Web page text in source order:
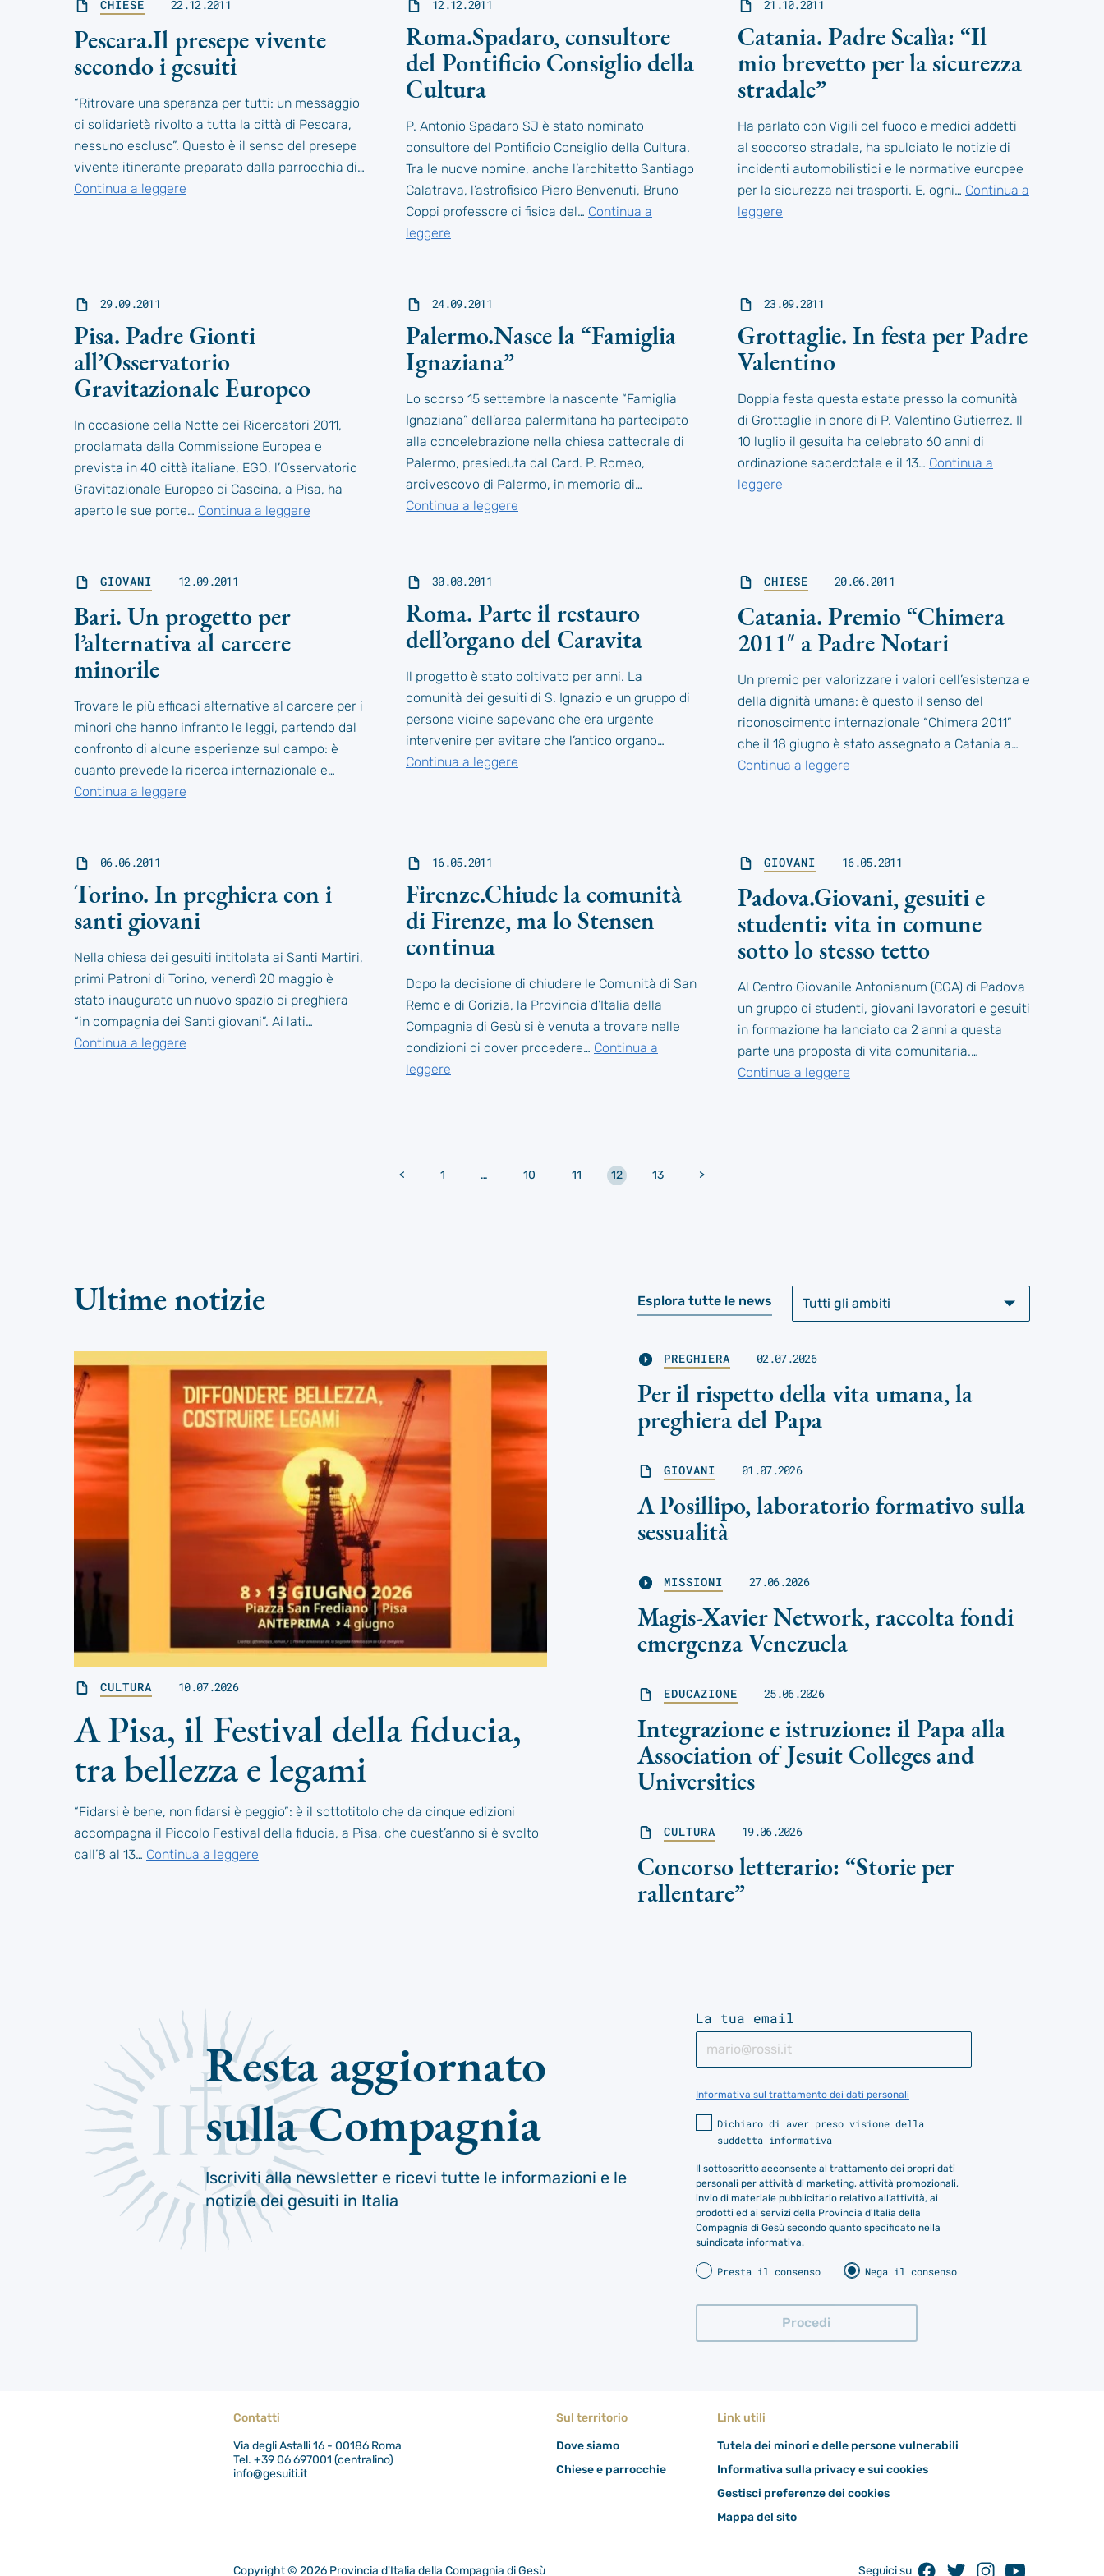
CHIESE 22.12.2011
Pescara.Il presepe vivente
secondo i gesuiti
“Ritrovare una speranza per tutti: un messaggio
di solidarietà rivolto a tutta la città di Pescara,
nessuno escluso”. Questo è il senso del presepe
vivente itinerante preparato dalla parrocchia di…
Continua a leggere
12.12.2011
Roma.Spadaro, consultore
del Pontificio Consiglio della
Cultura
P. Antonio Spadaro SJ è stato nominato
consultore del Pontificio Consiglio della Cultura.
Tra le nuove nomine, anche l’architetto Santiago
Calatrava, l’astrofisico Piero Benvenuti, Bruno
Coppi professore di fisica del… Continua a
leggere
21.10.2011
Catania. Padre Scalìa: “Il
mio brevetto per la sicurezza
stradale”
Ha parlato con Vigili del fuoco e medici addetti
al soccorso stradale, ha spulciato le notizie di
incidenti automobilistici e le normative europee
per la sicurezza nei trasporti. E, ogni… Continua a
leggere
29.09.2011
Pisa. Padre Gionti
all’Osservatorio
Gravitazionale Europeo
In occasione della Notte dei Ricercatori 2011,
proclamata dalla Commissione Europea e
prevista in 40 città italiane, EGO, l’Osservatorio
Gravitazionale Europeo di Cascina, a Pisa, ha
aperto le sue porte… Continua a leggere
24.09.2011
Palermo.Nasce la “Famiglia
Ignaziana”
Lo scorso 15 settembre la nascente “Famiglia
Ignaziana” dell’area palermitana ha partecipato
alla concelebrazione nella chiesa cattedrale di
Palermo, presieduta dal Card. P. Romeo,
arcivescovo di Palermo, in memoria di…
Continua a leggere
23.09.2011
Grottaglie. In festa per Padre
Valentino
Doppia festa questa estate presso la comunità
di Grottaglie in onore di P. Valentino Gutierrez. Il
10 luglio il gesuita ha celebrato 60 anni di
ordinazione sacerdotale e il 13… Continua a
leggere
GIOVANI 12.09.2011
Bari. Un progetto per
l’alternativa al carcere
minorile
Trovare le più efficaci alternative al carcere per i
minori che hanno infranto le leggi, partendo dal
confronto di alcune esperienze sul campo: è
quanto prevede la ricerca internazionale e…
Continua a leggere
30.08.2011
Roma. Parte il restauro
dell’organo del Caravita
Il progetto è stato coltivato per anni. La
comunità dei gesuiti di S. Ignazio e un gruppo di
persone vicine sapevano che era urgente
intervenire per evitare che l’antico organo…
Continua a leggere
CHIESE 20.06.2011
Catania. Premio “Chimera
2011″ a Padre Notari
Un premio per valorizzare i valori dell’esistenza e
della dignità umana: è questo il senso del
riconoscimento internazionale “Chimera 2011”
che il 18 giugno è stato assegnato a Catania a…
Continua a leggere
06.06.2011
Torino. In preghiera con i
santi giovani
Nella chiesa dei gesuiti intitolata ai Santi Martiri,
primi Patroni di Torino, venerdì 20 maggio è
stato inaugurato un nuovo spazio di preghiera
“in compagnia dei Santi giovani”. Ai lati…
Continua a leggere
16.05.2011
Firenze.Chiude la comunità
di Firenze, ma lo Stensen
continua
Dopo la decisione di chiudere le Comunità di San
Remo e di Gorizia, la Provincia d’Italia della
Compagnia di Gesù si è venuta a trovare nelle
condizioni di dover procedere… Continua a
leggere
GIOVANI 16.05.2011
Padova.Giovani, gesuiti e
studenti: vita in comune
sotto lo stesso tetto
Al Centro Giovanile Antonianum (CGA) di Padova
un gruppo di studenti, giovani lavoratori e gesuiti
in formazione ha lanciato da 2 anni a questa
parte una proposta di vita comunitaria.…
Continua a leggere
< Articoli1 … 10 11 12 13
Articoli
>
Ultime notizie Esplora tutte le news
CULTURA 10.07.2026
A Pisa, il Festival della fiducia,
tra bellezza e legami
“Fidarsi è bene, non fidarsi è peggio”: è il sottotitolo che da cinque edizioni
accompagna il Piccolo Festival della fiducia, a Pisa, che quest’anno si è svolto
dall’8 al 13… Continua a leggere
PREGHIERA 02.07.2026
Per il rispetto della vita umana, la
preghiera del Papa
GIOVANI 01.07.2026
A Posillipo, laboratorio formativo sulla
sessualità
MISSIONI 27.06.2026
Magis-Xavier Network, raccolta fondi
emergenza Venezuela
EDUCAZIONE 25.06.2026
Integrazione e istruzione: il Papa alla
Association of Jesuit Colleges and
Universities
CULTURA 19.06.2026
Concorso letterario: “Storie per
rallentare”
Resta aggiornato
sulla Compagnia
Iscriviti alla newsletter e ricevi tutte le informazioni e le
notizie dei gesuiti in Italia
La tua email
Informativa sul trattamento dei dati personali
Dichiaro di aver preso visione della
suddetta informativa
Il sottoscritto acconsente al trattamento dei propri dati
personali per attività di marketing, attività promozionali,
invio di materiale pubblicitario relativo all’attività, ai
prodotti ed ai servizi della Provincia d'Italia della
Compagnia di Gesù secondo quanto specificato nella
suindicata informativa.
Presta il consenso Nega il consenso
Contatti
Via degli Astalli 16 - 00186 Roma
Tel. +39 06 697001 (centralino)
info@gesuiti.it
Sul territorio
Dove siamo
Chiese e parrocchie
Link utili
Tutela dei minori e delle persone vulnerabili
Informativa sulla privacy e sui cookies
Gestisci preferenze dei cookies
Mappa del sito
Copyright © 2026 Provincia d'Italia della Compagnia di Gesù Seguici su FacebookTwitterInstagramYoutube